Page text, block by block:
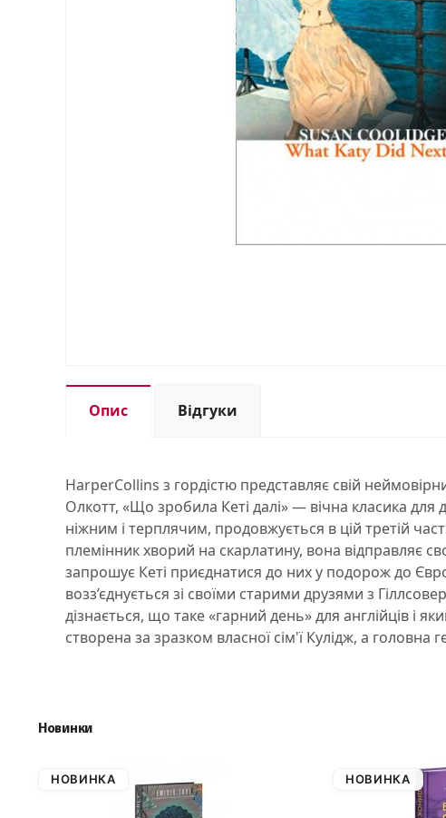
Опис Відгуки
HarperCollins з гордістю представляє свій
Олкотт, «Що зробила Кеті далі» — вічна класика для
ніжним і терплячим, продовжується в цій третій
племінник хворий на скарлатину, вона відправляє
запрошує Кеті приєднатися до них у подорож до
возз’єднується зі своїми старими друзями з
дізнається, що таке «гарний день» для англійців і
створена за зразком власної сім'ї Кулідж, а головна
Новинки
НОВИНКА НОВИНКА